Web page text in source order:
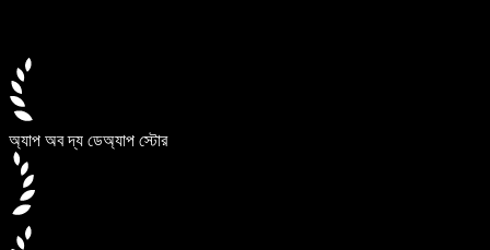
অ্যাপ অব দ্য ডেঅ্যাপ স্টোর